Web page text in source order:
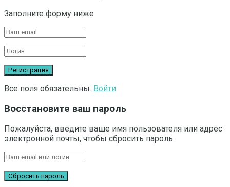
Заполните форму ниже
Все поля обязательны. Войти
Восстановите ваш пароль
Пожалуйста, введите ваше имя пользователя или адрес
электронной почты, чтобы сбросить пароль.